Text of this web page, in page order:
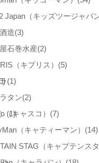
Japan（キッズツージャパ
造(3)
石巻水産(2)
（キプリス） (5)
(1)
タン(2)
(1)
（キャスコ） (7)
（キャティーマン） (14)
STAG（キャプテンス